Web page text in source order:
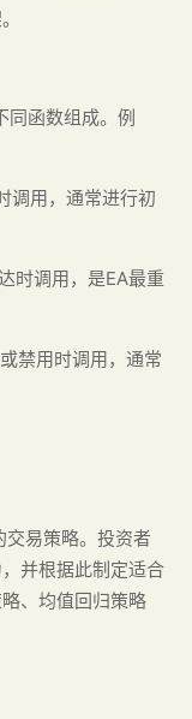
同函数组成。例
调用，通常进行初
时调用，是EA最重
禁用时调用，通常
交易策略。投资者
并根据此制定适合
、均值回归策略